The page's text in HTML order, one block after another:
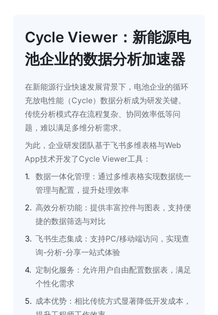
Cycle Viewer：新能源电
池企业的数据分析加速器
在新能源行业快速发展背景下，电池企业的循环
充放电性能（Cycle）数据分析成为研发关键。
传统分析模式存在流程复杂、协同效率低等问
题，难以满足多维分析需求。
为此，企业研发团队基于飞书多维表格与Web
App技术开发了Cycle Viewer工具：
数据一体化管理：通过多维表格实现数据统一
管理与配置，提升处理效率
高效分析功能：提供丰富控件与图表，支持便
捷的数据筛选与对比
飞书生态集成：支持PC/移动端访问，实现查
询-分析-分享一站式体验
定制化服务：允许用户自由配置数据表，满足
个性化需求
成本优势：相比传统方式显著降低开发成本，